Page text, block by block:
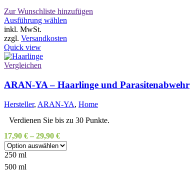
Zur Wunschliste hinzufügen
Ausführung wählen
Optionen
können
auf
der
Produktseite
inkl. MwSt.
zzgl. Versandkosten
Quick view
Vergleichen
ARAN-YA – Haarlinge und Parasitenabwehr
Hersteller, ARAN-YA, Home
Verdienen Sie bis zu 30 Punkte.
17,90 € – 29,90 €
250 ml
500 ml